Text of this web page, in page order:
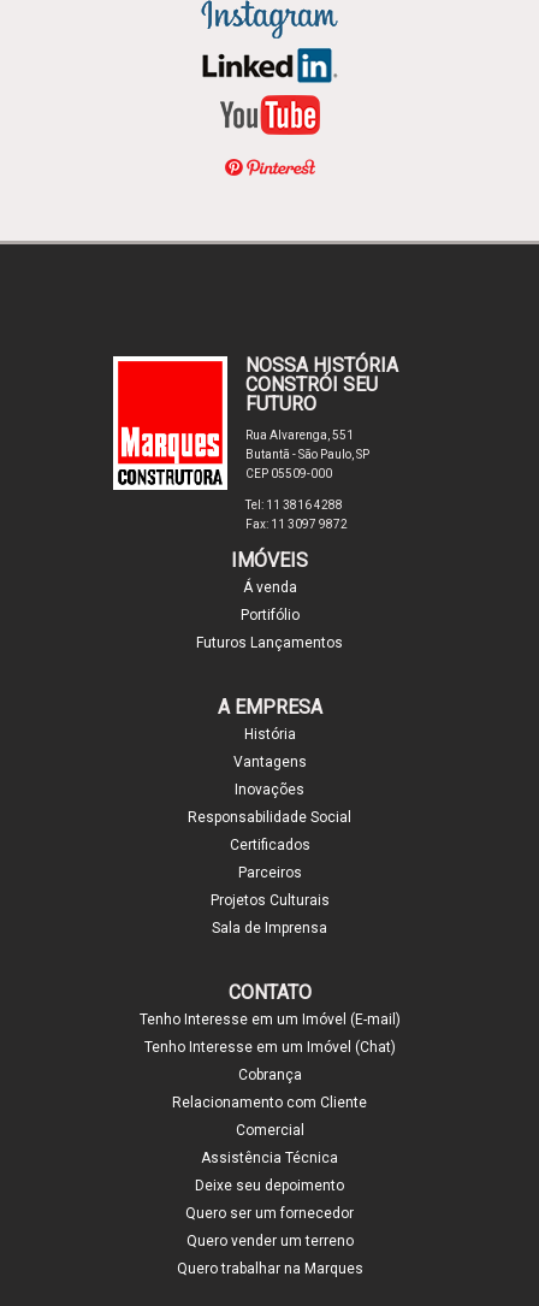
NOSSA HISTÓRIA
CONSTRÓI SEU
FUTURO
Rua Alvarenga, 551
Butantã - São Paulo, SP
CEP 05509-000
Tel: 11 3816 4288
Fax: 11 3097 9872
IMÓVEIS
Á venda
Portifólio
Futuros Lançamentos
A EMPRESA
História
Vantagens
Inovações
Responsabilidade Social
Certificados
Parceiros
Projetos Culturais
Sala de Imprensa
CONTATO
Tenho Interesse em um Imóvel (E-mail)
Tenho Interesse em um Imóvel (Chat)
Cobrança
Relacionamento com Cliente
Comercial
Assistência Técnica
Deixe seu depoimento
Quero ser um fornecedor
Quero vender um terreno
Quero trabalhar na Marques